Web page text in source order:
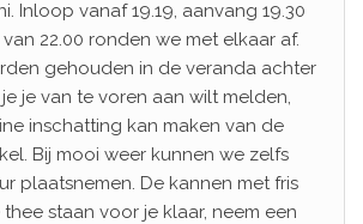
Inloop vanaf 19.19, aanvang 19.30
22.00 ronden we met elkaar af.
gehouden in de veranda achter
je je van te voren aan wilt melden,
inschatting kan maken van de
Bij mooi weer kunnen we zelfs
plaatsnemen. De kannen met fris
staan voor je klaar, neem een